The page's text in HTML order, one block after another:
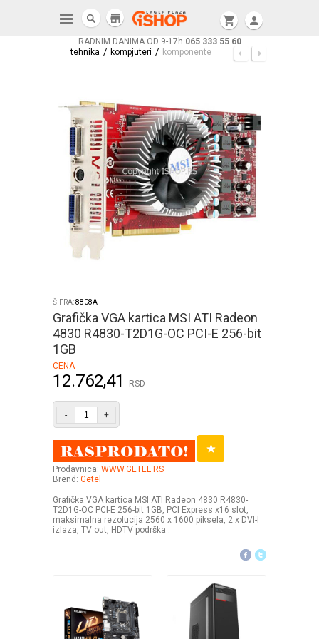
RADNIM DANIMA OD 9-17h 065 333 55 60
shopping_cart person
store
tehnika / kompjuteri / komponente
ŠIFRA:8808A
Grafička VGA kartica MSI ATI Radeon
4830 R4830-T2D1G-OC PCI-E 256-bit
1GB
CENA
12.762,41 RSD
- +
Prodavnica: WWW.GETEL.RS
Brend: Getel
Grafička VGA kartica MSI ATI Radeon 4830 R4830-
T2D1G-OC PCI-E 256-bit 1GB, PCI Express x16 slot,
maksimalna rezolucija 2560 x 1600 piksela, 2 x DVI-I
izlaza, TV out, HDTV podrška .